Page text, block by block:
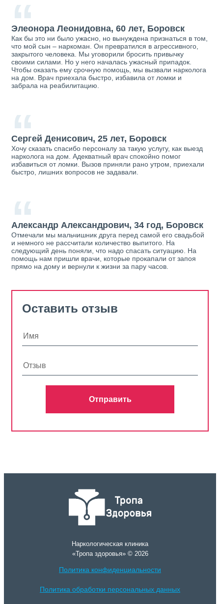
“
Элеонора Леонидовна, 60 лет, Боровск
Как бы это ни было ужасно, но вынуждена признаться в том,
что мой сын – наркоман. Он превратился в агрессивного,
закрытого человека. Мы уговорили бросить привычку
своими силами. Но у него началась ужасный припадок.
Чтобы оказать ему срочную помощь, мы вызвали нарколога
на дом. Врач приехала быстро, избавила от ломки и
забрала на реабилитацию.
“
Сергей Денисович, 25 лет, Боровск
Хочу сказать спасибо персоналу за такую услугу, как выезд
нарколога на дом. Адекватный врач спокойно помог
избавиться от ломки. Вызов приняли рано утром, приехали
быстро, лишних вопросов не задавали.
“
Александр Александрович, 34 год, Боровск
Отмечали мы мальчишник друга перед самой его свадьбой
и немного не рассчитали количество выпитого. На
следующий день поняли, что надо спасать ситуацию. На
помощь нам пришли врачи, которые прокапали от запоя
прямо на дому и вернули к жизни за пару часов.
Оставить отзыв
Отправить
Наркологическая клиника
«Тропа здоровья» © 2026
Политика конфиденциальности
Политика обработки персональных данных